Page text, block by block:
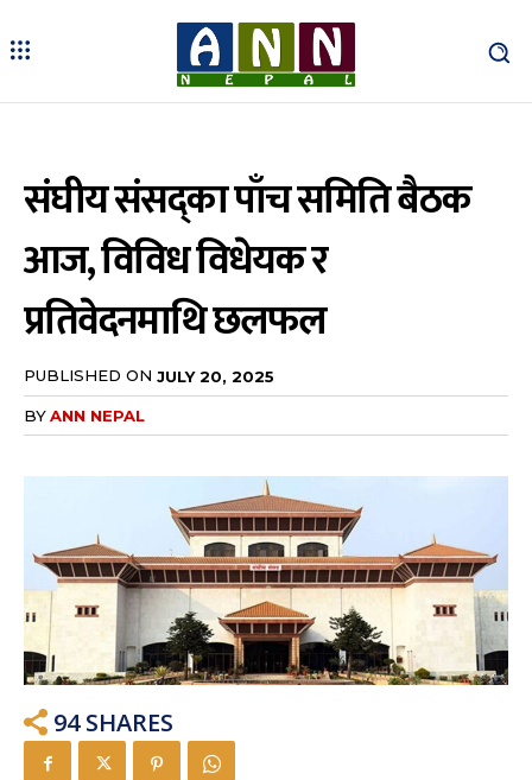
संघीय संसद्का पाँच समिति बैठक
आज, विविध विधेयक र
प्रतिवेदनमाथि छलफल
PUBLISHED ON JULY 20, 2025
BYANN NEPAL
94 SHARES